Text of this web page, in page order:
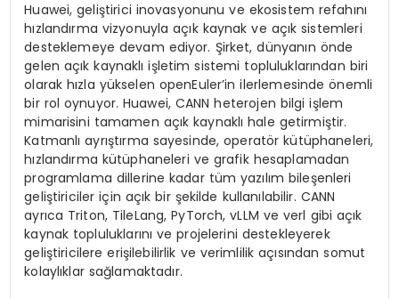
Huawei, geliştirici inovasyonunu ve ekosistem refahını
hızlandırma vizyonuyla açık kaynak ve açık sistemleri
desteklemeye devam ediyor. Şirket, dünyanın önde
gelen açık kaynaklı işletim sistemi topluluklarından biri
olarak hızla yükselen openEuler’in ilerlemesinde önemli
bir rol oynuyor. Huawei, CANN heterojen bilgi işlem
mimarisini tamamen açık kaynaklı hale getirmiştir.
Katmanlı ayrıştırma sayesinde, operatör kütüphaneleri,
hızlandırma kütüphaneleri ve grafik hesaplamadan
programlama dillerine kadar tüm yazılım bileşenleri
geliştiriciler için açık bir şekilde kullanılabilir. CANN
ayrıca Triton, TileLang, PyTorch, vLLM ve verl gibi açık
kaynak topluluklarını ve projelerini destekleyerek
geliştiricilere erişilebilirlik ve verimlilik açısından somut
kolaylıklar sağlamaktadır.